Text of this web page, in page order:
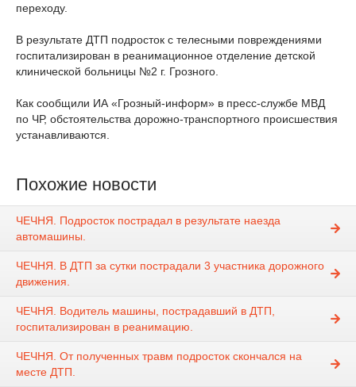
переходу.
В результате ДТП подросток с телесными повреждениями
госпитализирован в реанимационное отделение детской
клинической больницы №2 г. Грозного.
Как сообщили ИА «Грозный-информ» в пресс-службе МВД
по ЧР, обстоятельства дорожно-транспортного происшествия
устанавливаются.
Похожие новости
ЧЕЧНЯ. Подросток пострадал в результате наезда
автомашины.
ЧЕЧНЯ. В ДТП за сутки пострадали 3 участника дорожного
движения.
ЧЕЧНЯ. Водитель машины, пострадавший в ДТП,
госпитализирован в реанимацию.
ЧЕЧНЯ. От полученных травм подросток скончался на
месте ДТП.